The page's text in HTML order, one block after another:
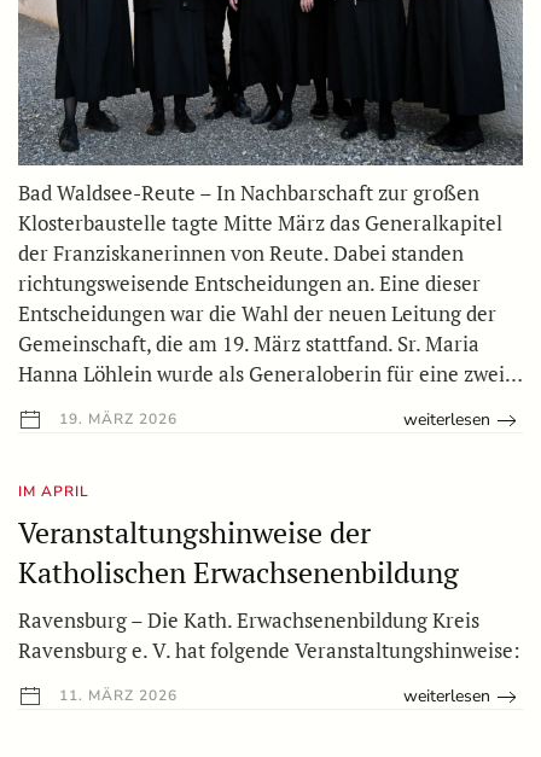
Bad Waldsee-Reute – In Nachbarschaft zur großen
Klosterbaustelle tagte Mitte März das Generalkapitel
der Franziskanerinnen von Reute. Dabei standen
richtungsweisende Entscheidungen an. Eine dieser
Entscheidungen war die Wahl der neuen Leitung der
Gemeinschaft, die am 19. März stattfand. Sr. Maria
Hanna Löhlein wurde als Generaloberin für eine zwei…
19. MÄRZ 2026 weiterlesen
IM APRIL
Veranstaltungshinweise der
Katholischen Erwachsenenbildung
Ravensburg – Die Kath. Erwachsenenbildung Kreis
Ravensburg e. V. hat folgende Veranstaltungshinweise:
11. MÄRZ 2026 weiterlesen